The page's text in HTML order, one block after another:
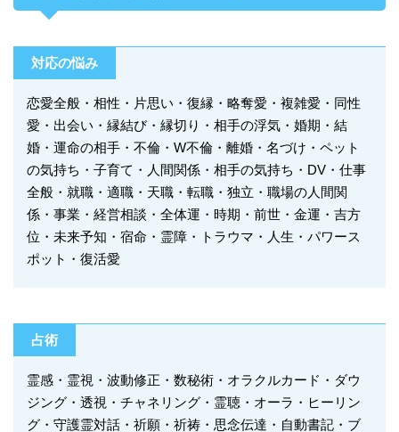
対応の悩み
恋愛全般・相性・片思い・復縁・略奪愛・複雑愛・同性
愛・出会い・縁結び・縁切り・相手の浮気・婚期・結
婚・運命の相手・不倫・W不倫・離婚・名づけ・ペット
の気持ち・子育て・人間関係・相手の気持ち・DV・仕事
全般・就職・適職・天職・転職・独立・職場の人間関
係・事業・経営相談・全体運・時期・前世・金運・吉方
位・未来予知・宿命・霊障・トラウマ・人生・パワース
ポット・復活愛
占術
霊感・霊視・波動修正・数秘術・オラクルカード・ダウ
ジング・透視・チャネリング・霊聴・オーラ・ヒーリン
グ・守護霊対話・祈願・祈祷・思念伝達・自動書記・ブ